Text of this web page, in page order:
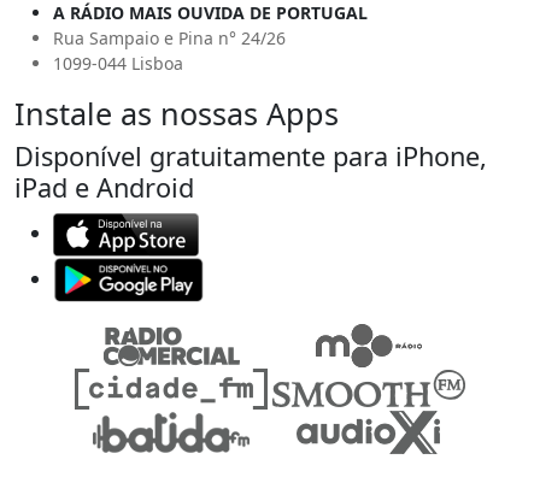
A RÁDIO MAIS OUVIDA DE PORTUGAL
Rua Sampaio e Pina n° 24/26
1099-044 Lisboa
Instale as nossas Apps
Disponível gratuitamente para iPhone,
iPad e Android